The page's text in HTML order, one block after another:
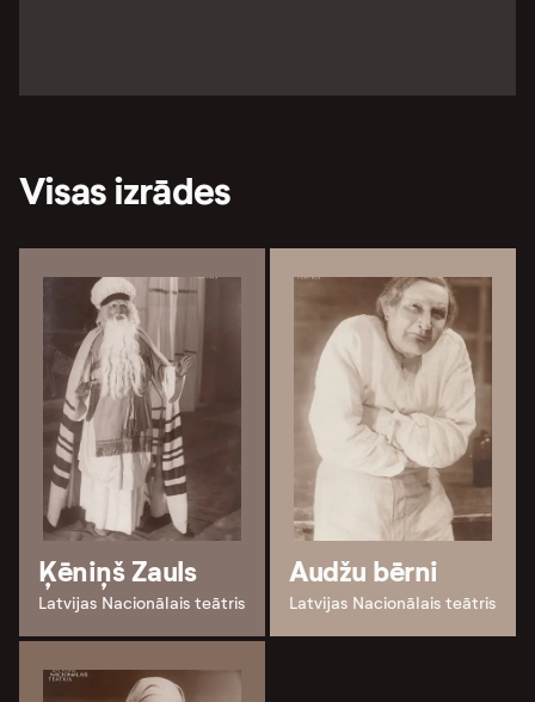
Visas izrādes
Ķēniņš Zauls
Latvijas Nacionālais teātris
Audžu bērni
Latvijas Nacionālais teātris